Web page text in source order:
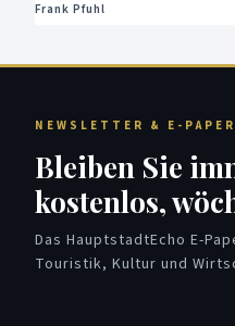
Frank Pfuhl
NEWSLETTER & E-PAPER
Bleiben Sie
kostenlos,
Das HauptstadtEcho E-
Touristik, Kultur und